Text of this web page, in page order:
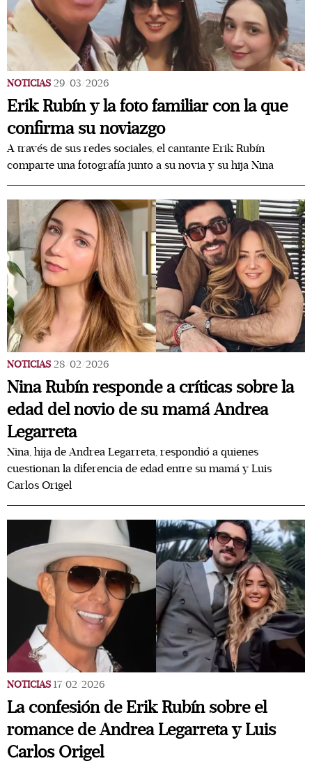
NOTICIAS 29/03/2026
Erik Rubín y la foto familiar con la que
confirma su noviazgo
A través de sus redes sociales, el cantante Erik Rubín
comparte una fotografía junto a su novia y su hija Nina
NOTICIAS 28/02/2026
Nina Rubín responde a críticas sobre la
edad del novio de su mamá Andrea
Legarreta
Nina, hija de Andrea Legarreta, respondió a quienes
cuestionan la diferencia de edad entre su mamá y Luis
Carlos Origel
NOTICIAS 17/02/2026
La confesión de Erik Rubín sobre el
romance de Andrea Legarreta y Luis
Carlos Origel